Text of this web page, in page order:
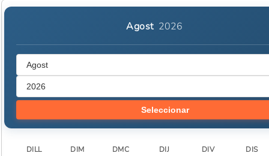
Agost 2026
Seleccionar
DILL DIM DMC DIJ DIV DIS